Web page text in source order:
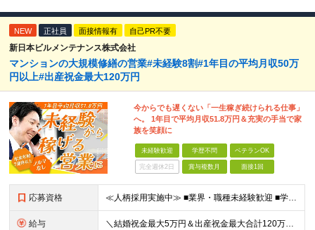
NEW 正社員 面接情報有 自己PR不要
新日本ビルメンテナンス株式会社
マンションの大規模修繕の営業#未経験8割#1年目の平均月収50万
円以上#出産祝金最大120万円
今からでも遅くない「一生稼ぎ続けられる仕事」
へ。 1年目で平均月収51.8万円＆充実の手当で家
族を笑顔に
未経験歓迎 学歴不問 ベテランOK
完全週休2日 賞与複数月 面接1回
応募資格 ≪人柄採用実施中≫ ■業界・職種未経験歓迎 ■学歴不問 ■職歴や転職回数は一切不問 ■ブランクある方も相談可 ★育成前提の募集！ 今回の募集は事業拡大に伴う増員採用！ 欠員補充ではないため、 将来の
給与 ＼結婚祝金最大5万円＆出産祝金最大合計120万円！独自の手当をご用意／ 【東京】 月給28万700円～80万円＋歩合＋各種手当＋賞与年2回 【大阪】 月給26万8200円～80万円＋歩合＋各種手当＋